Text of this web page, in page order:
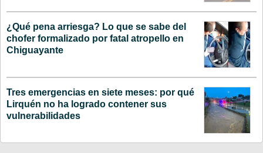
¿Qué pena arriesga? Lo que se sabe del
chofer formalizado por fatal atropello en
Chiguayante
Tres emergencias en siete meses: por qué
Lirquén no ha logrado contener sus
vulnerabilidades